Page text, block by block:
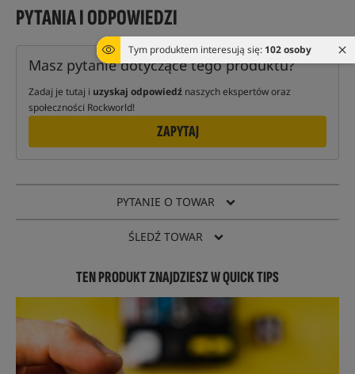
Tym produktem interesują się: 102 osoby
PYTANIA I ODPOWIEDZI
Masz pytanie dotyczące tego produktu?
Zadaj je tutaj i uzyskaj odpowiedź naszych ekspertów oraz
społeczności Rockworld!
ZAPYTAJ
PYTANIE O TOWAR
ŚLEDŹ TOWAR
TEN PRODUKT ZNAJDZIESZ W QUICK TIPS